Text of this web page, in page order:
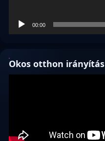
00:00
Okos otthon irányítás